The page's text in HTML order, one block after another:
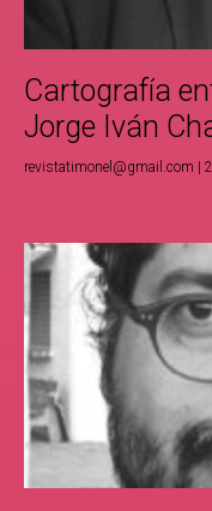
Cartografía
Jorge Iván
revistatimonel@gmail.com